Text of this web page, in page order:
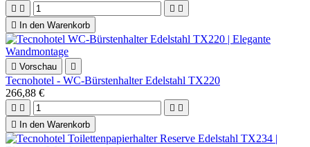
   

In den Warenkorb
 Vorschau 
Tecnohotel - WC-Bürstenhalter Edelstahl TX220
266,88 €
   

In den Warenkorb